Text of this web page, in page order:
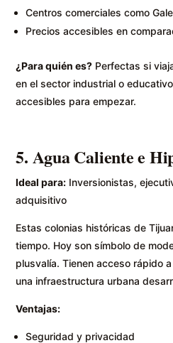
Centros comerciales como
Precios accesibles en
¿Para quién es? Perfectas si
en el sector industrial o
accesibles para empezar.
5. Agua Caliente e
Ideal para: Inversionistas,
adquisitivo
Estas colonias históricas de
tiempo. Hoy son símbolo de
plusvalía. Tienen acceso rápido
una infraestructura urbana
Ventajas:
Seguridad y privacidad